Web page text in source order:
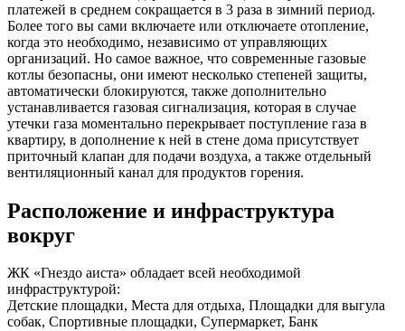
платежей в среднем сокращается в 3 раза в зимний период.
Более того вы сами включаете или отключаете отопление,
когда это необходимо, независимо от управляющих
организаций. Но самое важное, что современные газовые
котлы безопасны, они имеют несколько степеней защиты,
автоматически блокируются, также дополнительно
устанавливается газовая сигнализация, которая в случае
утечки газа моментально перекрывает поступление газа в
квартиру, в дополнение к ней в стене дома присутствует
приточный клапан для подачи воздуха, а также отдельный
вентиляционный канал для продуктов горения.
Расположение и инфраструктура
вокруг
ЖК «Гнездо аиста» обладает всей необходимой
инфраструктурой:
Детские площадки, Места для отдыха, Площадки для выгула
собак, Спортивные площадки, Супермаркет, Банк